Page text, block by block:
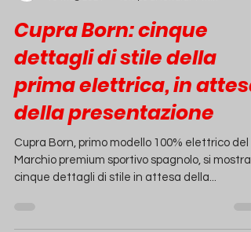
Simone Facchetti
19 mag 2021
Tempo di lettura: 1 min
Cupra Born: cinque
dettagli di stile della
prima elettrica, in attesa
della presentazione
Cupra Born, primo modello 100% elettrico del